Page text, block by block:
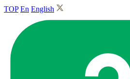
TOP En English